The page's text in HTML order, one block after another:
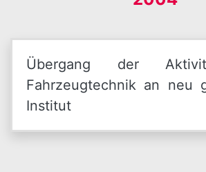
Übergang der
Fahrzeugtechnik an neu
Institut